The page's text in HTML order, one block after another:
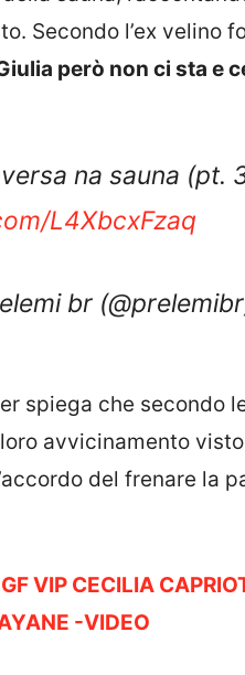
Secondo l’ex velino
però non ci sta e
L4XbcxFzaq
avvicinamento
del frenare la
-VIDEO